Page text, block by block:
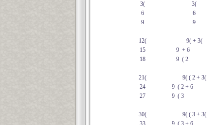
3(
3(
6
6
9
9
12(
9( + 3(
15
9 + 6
18
9 ( 2
21(
9( ( 2 + 3(
24
9 ( 2 + 6
27
9 ( 3
30(
9( ( 3 + 3(